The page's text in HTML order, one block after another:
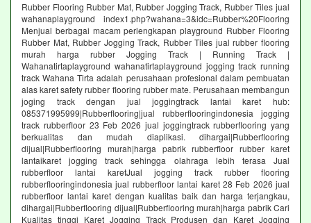
Rubber Flooring Rubber Mat, Rubber Jogging Track, Rubber Tiles jual
wahanaplayground index1.php?wahana=3&idc=Rubber%20Flooring
Menjual berbagai macam perlengkapan playground Rubber Flooring
Rubber Mat, Rubber Jogging Track, Rubber Tiles jual rubber flooring
murah harga rubber Jogging Track | Running Track |
Wahanatirtaplayground wahanatirtaplayground jogging track running
track Wahana Tirta adalah perusahaan profesional dalam pembuatan
alas karet safety rubber flooring rubber mate. Perusahaan membangun
joging track dengan jual joggingtrack lantai karet hub:
085371995999|Rubberflooring|jual rubberflooringindonesia jogging
track rubberfloor 23 Feb 2026 jual joggingtrack rubberflooring yang
berkualitas dan mudah diaplikasi. dihargai|Rubberflooring
dijual|Rubberflooring murah|harga pabrik rubberfloor rubber karet
lantaikaret jogging track sehingga olahraga lebih terasa Jual
rubberfloor lantai karetJual jogging track rubber flooring
rubberflooringindonesia jual rubberfloor lantai karet 28 Feb 2026 jual
rubberfloor lantai karet dengan kualitas baik dan harga terjangkau,
dihargai|Rubberflooring dijual|Rubberflooring murah|harga pabrik Cari
Kualitas tinggi Karet Jogging Track Produsen dan Karet Jogging